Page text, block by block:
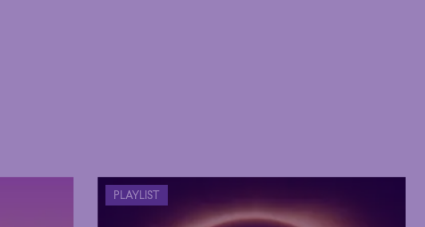
Happy Hour
Éclaté
Éclaté
POP
Immersive
Immersive
Astonishing
PLAYLIST